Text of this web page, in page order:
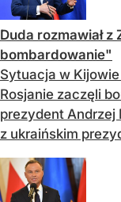
Duda rozmawiał z
bombardowanie"
Sytuacja w
Rosjanie zaczęli
prezydent Andrzej
z ukraińskim